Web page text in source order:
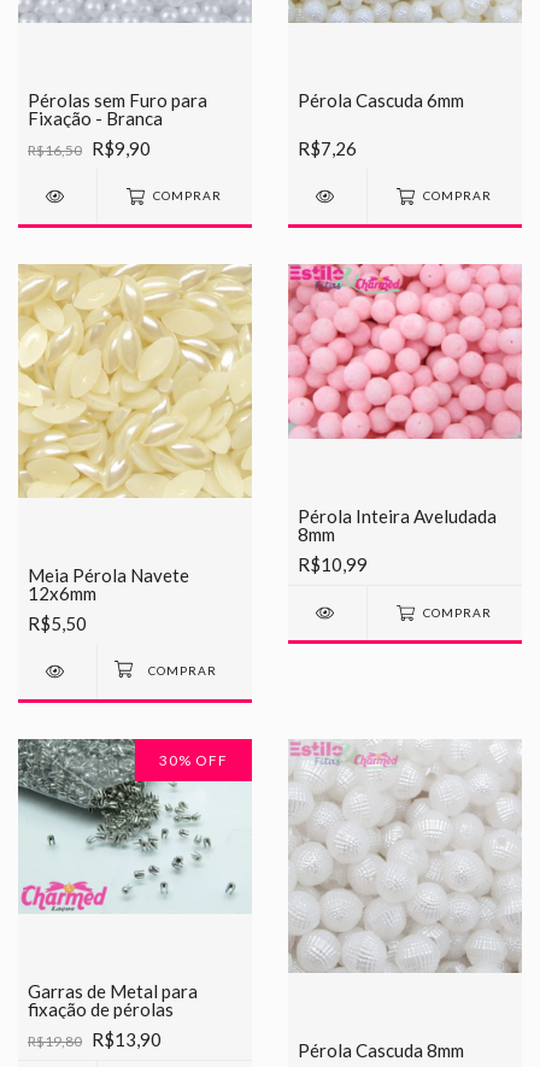
Pérolas sem Furo para
Fixação - Branca
R$16,50 R$9,90
COMPRAR
Pérola Cascuda 6mm
R$7,26
COMPRAR
Meia Pérola Navete
12x6mm
R$5,50
Pérola Inteira Aveludada
8mm
R$10,99
COMPRAR
30% OFF
Garras de Metal para
fixação de pérolas
R$19,80 R$13,90 Pérola Cascuda 8mm